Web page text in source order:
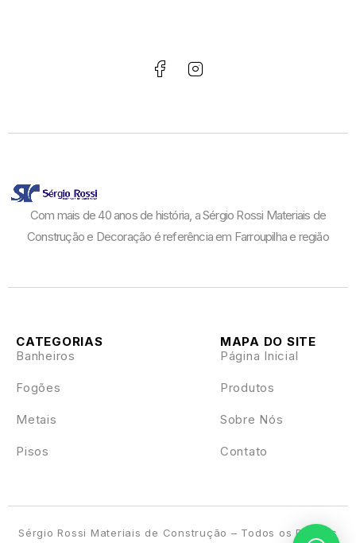
Com mais de 40 anos de história, a Sérgio Rossi Materiais de
Construção e Decoração é referência em Farroupilha e região
MAPA DO SITE
Página Inicial
Produtos
Sobre Nós
Contato
CATEGORIAS
Banheiros
Fogões
Metais
Pisos
Sérgio Rossi Materiais de Construção – Todos os Direitos